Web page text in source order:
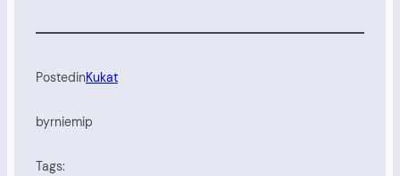
PostedinKukat
byrniemip
Tags: